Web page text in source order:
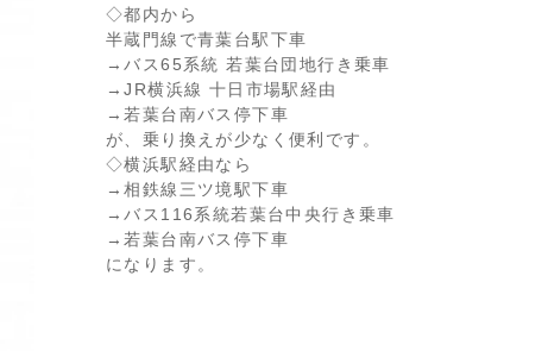
◇都内から
半蔵門線で青葉台駅下車
→バス65系統 若葉台団地行き乗車
→JR横浜線 十日市場駅経由
→若葉台南バス停下車
が、乗り換えが少なく便利です。
◇横浜駅経由なら
→相鉄線三ツ境駅下車
→バス116系統若葉台中央行き乗車
→若葉台南バス停下車
になります。